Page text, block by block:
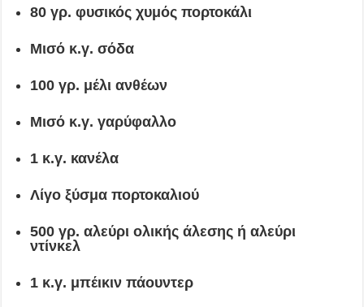
80 γρ. φυσικός χυμός πορτοκάλι
Μισό κ.γ. σόδα
100 γρ. μέλι ανθέων
Μισό κ.γ. γαρύφαλλο
1 κ.γ. κανέλα
Λίγο ξύσμα πορτοκαλιού
500 γρ. αλεύρι ολικής άλεσης ή αλεύρι
ντίνκελ
1 κ.γ. μπέικιν πάουντερ